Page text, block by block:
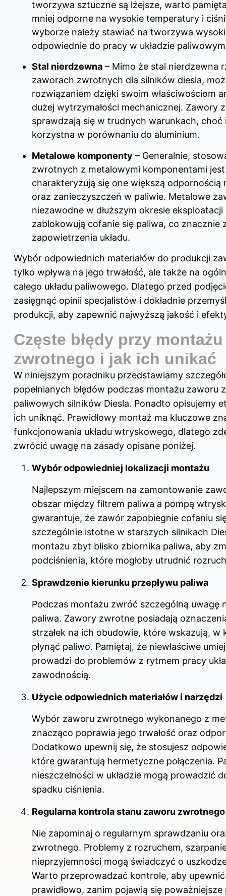
tworzywa sztuczne są lżejsze, warto
mniej odporne na wysokie temperatury i
wyborze należy stawiać na tworzywa
odpowiednie do pracy w układzie
Stal nierdzewna – Mimo że stal nierdzewna
zaworach zwrotnych dla silników diesla,
rozwiązaniem dzięki swoim właściwościom
dużej wytrzymałości mechanicznej. Zawory
sprawdzają się w trudnych warunkach, choć
korzystna w porównaniu do aluminium.
Metalowe komponenty – Generalnie,
zwrotnych z metalowymi komponentami
charakteryzują się one większą odpornością
oraz zanieczyszczeń w paliwie. Metalowe
niezawodne w dłuższym okresie
zablokowują cofanie się paliwa, co znacznie
zapowietrzenia układu.
Wybór odpowiednich materiałów do produkcji
tylko wpływa na jego trwałość, ale także na
całego układu paliwowego. Dlatego przed
zasięgnąć opinii specjalistów i dokładnie
produkcji, aby zapewnić najwyższą jakość i
Częste błędy przy
zwrotnego i jak ich unikać
W niniejszym poradniku przedstawiamy
popełnianych błędów podczas montażu
paliwowych silników Diesla. Ponadto opisujemy
ich uniknąć. Prawidłowy montaż ma kluczowe
funkcjonowania układu wtryskowego, dlatego
zwrócić uwagę na zasady opisane poniżej.
Wybór odpowiedniej lokalizacji montażu
Najlepszym miejscem na zamontowanie
obszar między filtrem paliwa a pompą
gwarantuje, że zawór zapobiegnie cofaniu
szczególnie istotne w starszych silnikach
montażu zbyt blisko zbiornika paliwa, aby
podciśnienia, które mogłoby utrudnić
Sprawdzenie kierunku przepływu paliwa
Podczas montażu zwróć szczególną uwagę
paliwa. Zawory zwrotne posiadają
strzałek na ich obudowie, które wskazują,
płynąć paliwo. Pamiętaj, że niewłaściwe
prowadzi do problemów z rytmem pracy
zawodnością.
Użycie odpowiednich materiałów i narzędzi
Wybór zaworu zwrotnego wykonanego z
znacząco poprawia jego trwałość oraz
Dodatkowo upewnij się, że stosujesz
które gwarantują hermetyczne połączenia.
nieszczelności w układzie mogą prowadzić
spadku ciśnienia.
Regularna kontrola stanu zaworu zwrotnego
Nie zapominaj o regularnym sprawdzaniu
zwrotnego. Problemy z rozruchem,
nieprzyjemności mogą świadczyć o
Warto przeprowadzać kontrole, aby upewnić
prawidłowo, zanim pojawią się poważniejsze